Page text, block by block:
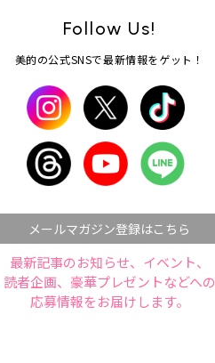
Follow Us!
美的の公式SNSで最新情報をゲット！
メールマガジン登録はこちら
最新記事のお知らせ、イベント、
読者企画、豪華プレゼントなどへの
応募情報をお届けします。